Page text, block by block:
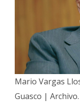
Arte
Espectáculos
Policiales
Mario Vargas
Guasco | Archivo.